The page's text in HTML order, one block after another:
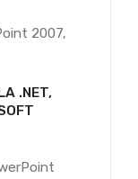
2007,
.NET,